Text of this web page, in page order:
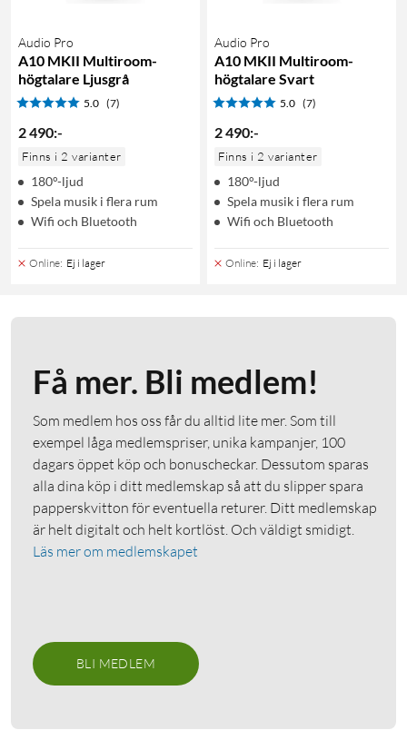
Audio Pro
A10 MKII Multiroom-
högtalare Ljusgrå
5.0 (7)
2 490:-
Finns i 2 varianter
180°-ljud
Spela musik i flera rum
Wifi och Bluetooth
Online: Ej i lager
Audio Pro
A10 MKII Multiroom-
högtalare Svart
5.0 (7)
2 490:-
Finns i 2 varianter
180°-ljud
Spela musik i flera rum
Wifi och Bluetooth
Online: Ej i lager
Få mer. Bli medlem!
Som medlem hos oss får du alltid lite mer. Som till
exempel låga medlemspriser, unika kampanjer, 100
dagars öppet köp och bonuscheckar. Dessutom sparas
alla dina köp i ditt medlemskap så att du slipper spara
papperskvitton för eventuella returer. Ditt medlemskap
är helt digitalt och helt kortlöst. Och väldigt smidigt.
Läs mer om medlemskapet
BLI MEDLEM